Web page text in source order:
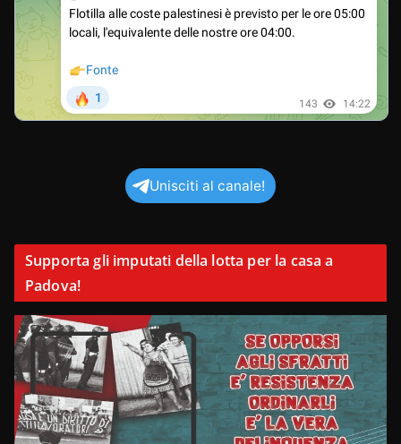
Unisciti al canale!
Supporta gli imputati della lotta per la casa a
Padova!